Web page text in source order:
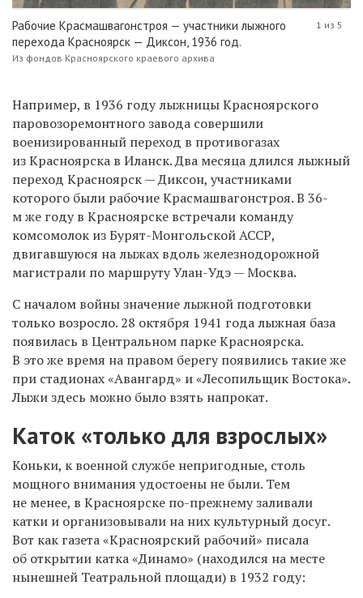
Рабочие Красмашвагонстроя — участники лыжного
перехода Красноярск — Диксон, 1936 год.
Из фондов Красноярского краевого архива
1 из 5
Например, в 1936 году лыжницы Красноярского
паровозоремонтного завода совершили
военизированный переход в противогазах
из Красноярска в Иланск. Два месяца длился лыжный
переход Красноярск — Диксон, участниками
которого были рабочие Красмашвагонстроя. В 36-
м же году в Красноярске встречали команду
комсомолок из Бурят-Монгольской АССР,
двигавшуюся на лыжах вдоль железнодорожной
магистрали по маршруту Улан-Удэ — Москва.
С началом войны значение лыжной подготовки
только возросло. 28 октября 1941 года лыжная база
появилась в Центральном парке Красноярска.
В это же время на правом берегу появились такие же
при стадионах «Авангард» и «Лесопильщик Востока».
Лыжи здесь можно было взять напрокат.
Каток «только для взрослых»
Коньки, к военной службе непригодные, столь
мощного внимания удостоены не были. Тем
не менее, в Красноярске по-прежнему заливали
катки и организовывали на них культурный досуг.
Вот как газета «Красноярский рабочий» писала
об открытии катка «Динамо» (находился на месте
нынешней Театральной площади) в 1932 году: